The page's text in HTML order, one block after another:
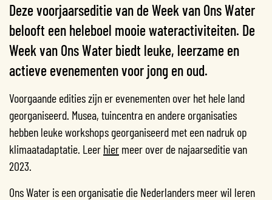
Deze voorjaarseditie van de Week van Ons Water
belooft een heleboel mooie wateractiviteiten. De
Week van Ons Water biedt leuke, leerzame en
actieve evenementen voor jong en oud.
Voorgaande edities zijn er evenementen over het hele land
georganiseerd. Musea, tuincentra en andere organisaties
hebben leuke workshops georganiseerd met een nadruk op
klimaatadaptatie. Leer hier meer over de najaarseditie van
2023.
Ons Water is een organisatie die Nederlanders meer wil leren